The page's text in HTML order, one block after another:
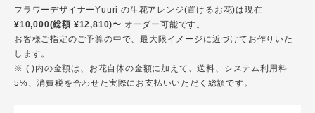
フラワーデザイナーYuuri の生花アレンジ(置けるお花)は現在
¥10,000(総額 ¥12,810)〜 オーダー可能です。
お客様ご指定のご予算の中で、最大限イメージに近づけてお作りいた
します。
※ ( )内の金額は、お花自体の金額に加えて、送料、システム利用料
5%、消費税を合わせた実際にお支払いいただく総額です。